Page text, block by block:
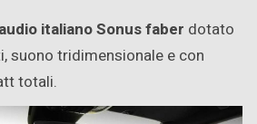
italiano Sonus faber dotato
suono tridimensionale e con
totali.